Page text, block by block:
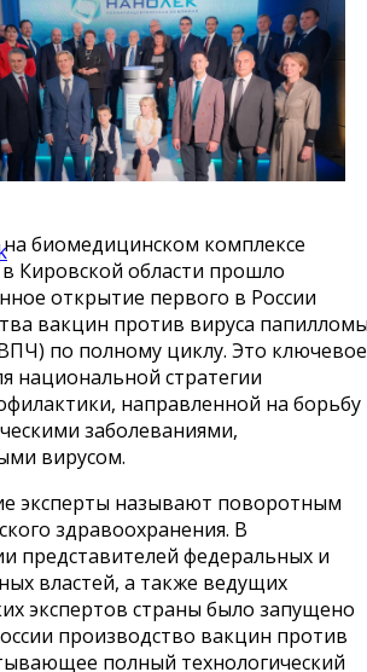
на биомедицинском комплексе
Кировской области прошло
открытие первого в России
вакцин против вируса
по полному циклу. Это ключевое
национальной стратегии
направленной на борьбу
заболеваниями,
вирусом.
эксперты называют поворотным
здравоохранения. В
представителей федеральных и
властей, а также ведущих
экспертов страны было запущено
производство вакцин против
полный технологический